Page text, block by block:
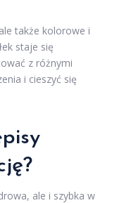
także kolorowe i
staje się
z różnymi
i cieszyć się
ale i szybka w